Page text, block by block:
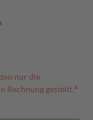
nur die
Rechnung gestellt.⁴